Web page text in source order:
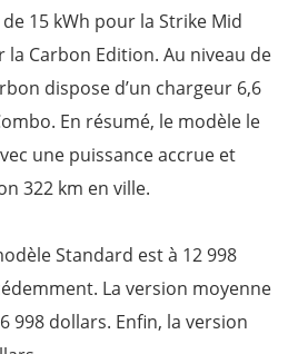
15 kWh pour la Strike Mid
la Carbon Edition. Au niveau de
dispose d’un chargeur 6,6
En résumé, le modèle le
une puissance accrue et
322 km en ville.
Standard est à 12 998
La version moyenne
998 dollars. Enfin, la version